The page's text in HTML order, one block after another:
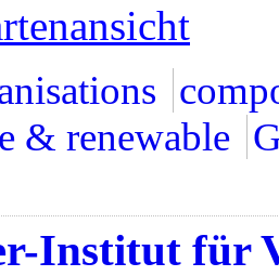
& renewable
Institut für